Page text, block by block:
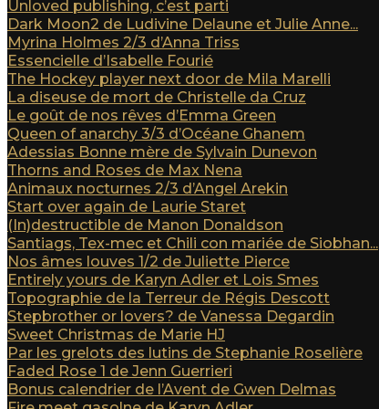
Unloved publishing, c’est parti
Dark Moon2 de Ludivine Delaune et Julie Anne...
Myrina Holmes 2/3 d’Anna Triss
Essencielle d’Isabelle Fourié
The Hockey player next door de Mila Marelli
La diseuse de mort de Christelle da Cruz
Le goût de nos rêves d’Emma Green
Queen of anarchy 3/3 d’Océane Ghanem
Adessias Bonne mère de Sylvain Dunevon
Thorns and Roses de Max Nena
Animaux nocturnes 2/3 d’Angel Arekin
Start over again de Laurie Staret
(In)destructible de Manon Donaldson
Santiags, Tex-mec et Chili con mariée de Siobhan...
Nos âmes louves 1/2 de Juliette Pierce
Entirely yours de Karyn Adler et Lois Smes
Topographie de la Terreur de Régis Descott
Stepbrother or lovers? de Vanessa Degardin
Sweet Christmas de Marie HJ
Par les grelots des lutins de Stephanie Roselière
Faded Rose 1 de Jenn Guerrieri
Bonus calendrier de l’Avent de Gwen Delmas